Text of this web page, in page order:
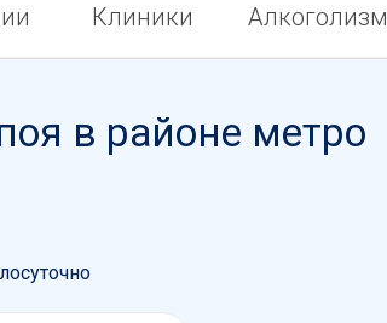
Клиники Алкоголизм
в районе метро